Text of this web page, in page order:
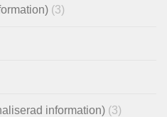
(3)
information) (3)